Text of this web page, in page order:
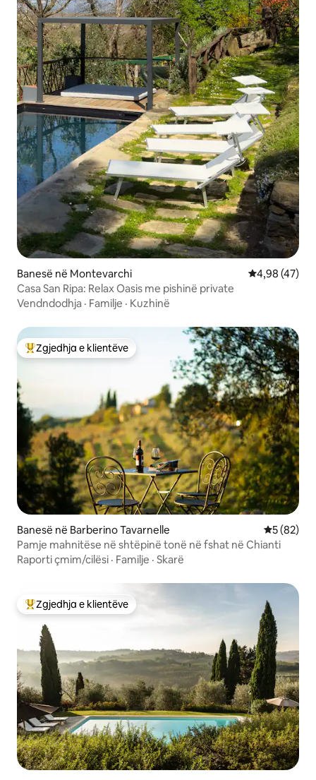
Banesë në Montevarchi Vlerësimi
4,98 (47)
Casa San Ripa: Relax Oasis me pishinë private
Vendndodhja · Familje · Kuzhinë
Më të mirat e zgjedhjeve të klientëve
Zgjedhja e klientëve
Banesë në Barberino Tavarnelle Vlerësimi
5 (82)
Pamje mahnitëse në shtëpinë tonë në fshat në Chianti
Raporti çmim/cilësi · Familje · Skarë
Më të mirat e zgjedhjeve të klientëve
Zgjedhja e klientëve